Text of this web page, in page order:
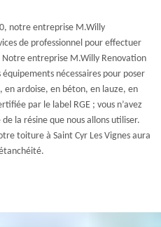
notre entreprise M.Willy
de professionnel pour effectuer
entreprise M.Willy Renovation
nécessaires pour poser
ardoise, en béton, en lauze, en
par le label RGE ; vous n’avez
la résine que nous allons utiliser.
toiture à Saint Cyr Les Vignes aura